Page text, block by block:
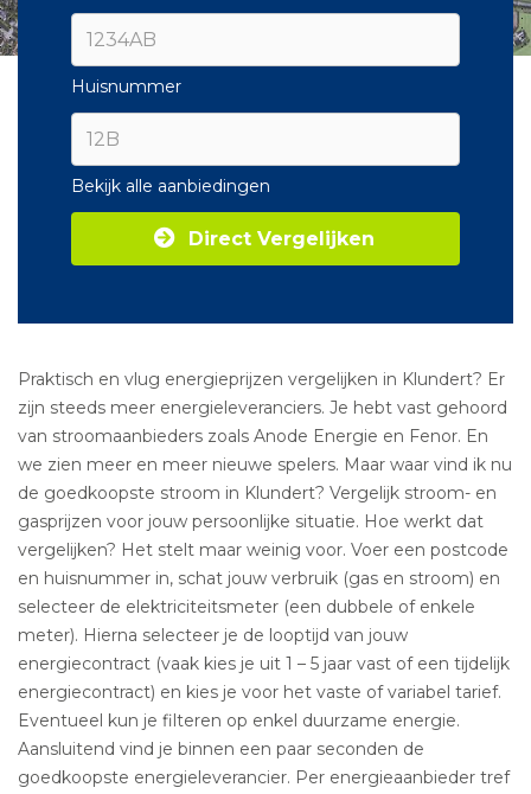
Huisnummer
Bekijk alle aanbiedingen
Direct Vergelijken
Praktisch en vlug energieprijzen vergelijken in Klundert? Er
zijn steeds meer energieleveranciers. Je hebt vast gehoord
van stroomaanbieders zoals Anode Energie en Fenor. En
we zien meer en meer nieuwe spelers. Maar waar vind ik nu
de goedkoopste stroom in Klundert? Vergelijk stroom- en
gasprijzen voor jouw persoonlijke situatie. Hoe werkt dat
vergelijken? Het stelt maar weinig voor. Voer een postcode
en huisnummer in, schat jouw verbruik (gas en stroom) en
selecteer de elektriciteitsmeter (een dubbele of enkele
meter). Hierna selecteer je de looptijd van jouw
energiecontract (vaak kies je uit 1 – 5 jaar vast of een tijdelijk
energiecontract) en kies je voor het vaste of variabel tarief.
Eventueel kun je filteren op enkel duurzame energie.
Aansluitend vind je binnen een paar seconden de
goedkoopste energieleverancier. Per energieaanbieder tref